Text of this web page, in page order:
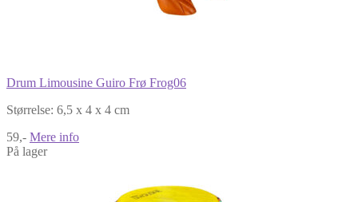
Drum Limousine Guiro Frø Frog06
Størrelse: 6,5 x 4 x 4 cm
59,- Mere info
På lager